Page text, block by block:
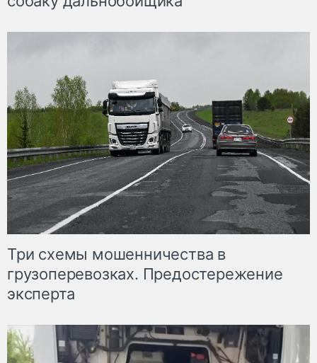
Три схемы мошенничества в
грузоперевозках. Предостережение
эксперта